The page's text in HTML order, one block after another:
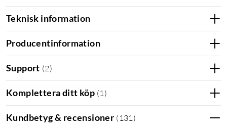
Teknisk information
Producentinformation
Support (2)
Komplettera ditt köp (1)
Kundbetyg & recensioner ( 131)